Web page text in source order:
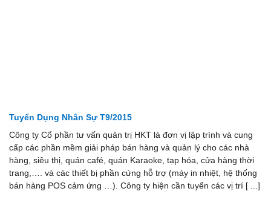
Tuyển Dụng Nhân Sự T9/2015
Công ty Cổ phần tư vấn quản trị HKT là đơn vị lập trình và cung
cấp các phần mềm giải pháp bán hàng và quản lý cho các nhà
hàng, siêu thị, quán café, quán Karaoke, tạp hóa, cửa hàng thời
trang,…. và các thiết bị phần cứng hỗ trợ (máy in nhiệt, hệ thống
bán hàng POS cảm ứng …). Công ty hiện cần tuyển các vị trí [ ...]